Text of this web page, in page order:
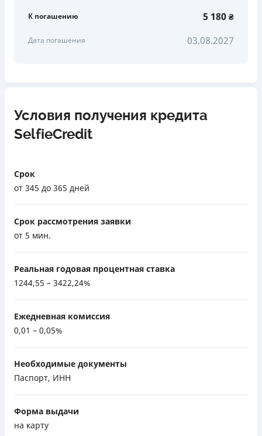
К погашению 5 180 ₴
Дата погашения 03.08.2027
Условия получения кредита
SelfieCredit
Срок
от 345 до 365 дней
Срок рассмотрения заявки
от 5 мин.
Реальная годовая процентная ставка
1244,55 – 3422,24%
Ежедневная комиссия
0,01 – 0,05%
Необходимые документы
Паспорт, ИНН
Форма выдачи
на карту